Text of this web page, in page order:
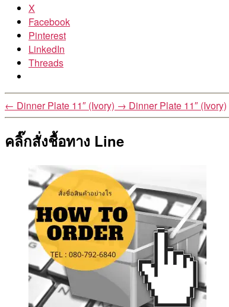
X
Facebook
Pinterest
LinkedIn
Threads
← Dinner Plate 11″ (Ivory) → Dinner Plate 11″ (Ivory)
คลิ๊กสั่งชื้อทาง Line